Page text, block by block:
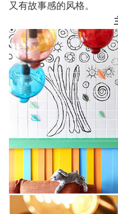
又有故事感的风格。